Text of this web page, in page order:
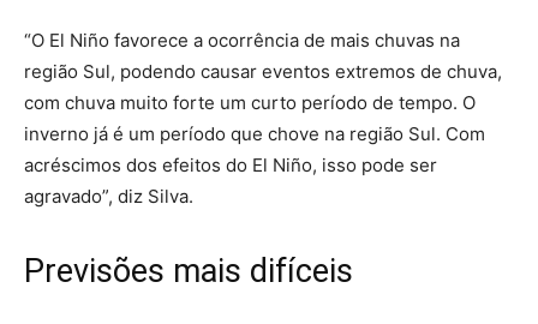
“O El Niño favorece a ocorrência de mais chuvas na
região Sul, podendo causar eventos extremos de chuva,
com chuva muito forte um curto período de tempo. O
inverno já é um período que chove na região Sul. Com
acréscimos dos efeitos do El Niño, isso pode ser
agravado”, diz Silva.
Previsões mais difíceis